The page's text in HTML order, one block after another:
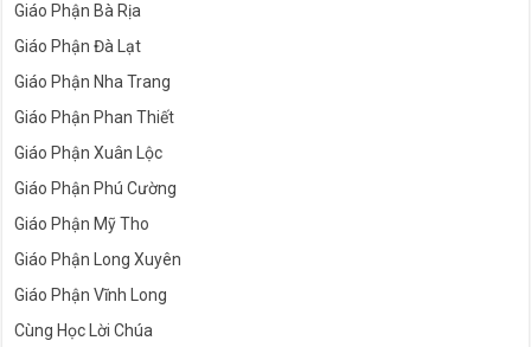
Giáo Phận Bà Rịa
Giáo Phận Đà Lạt
Giáo Phận Nha Trang
Giáo Phận Phan Thiết
Giáo Phận Xuân Lộc
Giáo Phận Phú Cường
Giáo Phận Mỹ Tho
Giáo Phận Long Xuyên
Giáo Phận Vĩnh Long
Cùng Học Lời Chúa